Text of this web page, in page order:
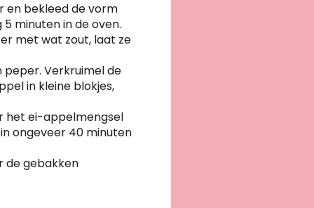
en bekleed de vorm
minuten in de oven.
met wat zout, laat ze
peper. Verkruimel de
in kleine blokjes,
het ei-appelmengsel
ongeveer 40 minuten
de gebakken